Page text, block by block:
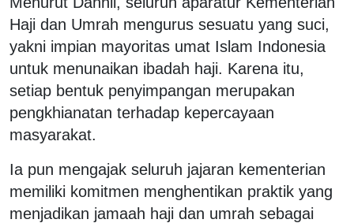
Haji dan Umrah mengurus sesuatu yang suci,
yakni impian mayoritas umat Islam Indonesia
untuk menunaikan ibadah haji. Karena itu,
setiap bentuk penyimpangan merupakan
pengkhianatan terhadap kepercayaan
masyarakat.
Ia pun mengajak seluruh jajaran kementerian
memiliki komitmen menghentikan praktik yang
menjadikan jamaah haji dan umrah sebagai